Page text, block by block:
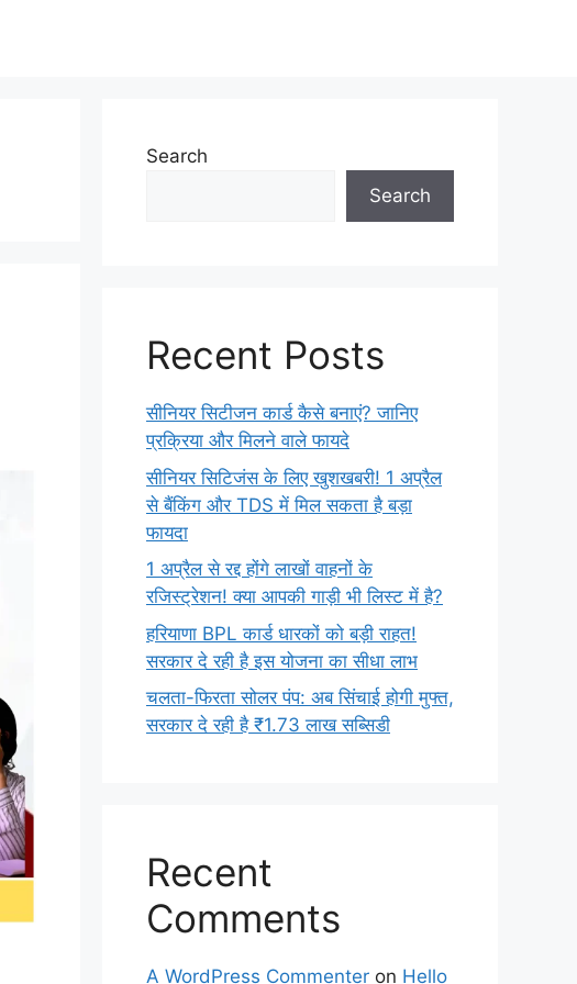
Search
Search
Recent Posts
सीनियर सिटीजन कार्ड कैसे बनाएं? जानिए
प्रक्रिया और मिलने वाले फायदे
सीनियर सिटिजंस के लिए खुशखबरी! 1 अप्रैल
से बैंकिंग और TDS में मिल सकता है बड़ा
फायदा
1 अप्रैल से रद्द होंगे लाखों वाहनों के
रजिस्ट्रेशन! क्या आपकी गाड़ी भी लिस्ट में है?
हरियाणा BPL कार्ड धारकों को बड़ी राहत!
सरकार दे रही है इस योजना का सीधा लाभ
चलता-फिरता सोलर पंप: अब सिंचाई होगी मुफ्त,
सरकार दे रही है ₹1.73 लाख सब्सिडी
Recent
Comments
A WordPress Commenter on Hello